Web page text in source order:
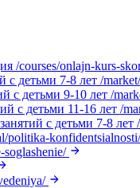
/courses/onlajn-kurs-
с детьми 7-8 лет /
с детьми 9-10 лет /
с детьми 11-16 лет /
с детьми 7-8 лет
politika-konfidentsialnosti/